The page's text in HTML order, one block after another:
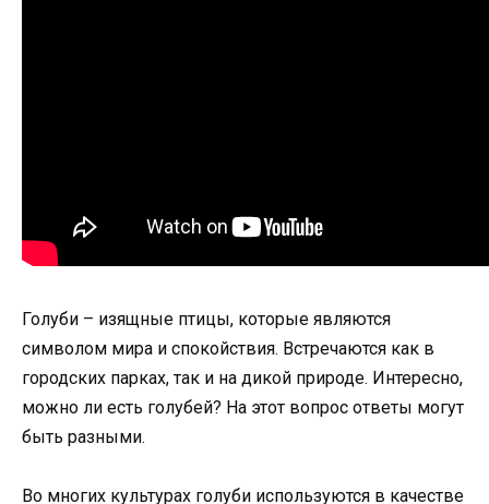
Голуби – изящные птицы, которые являются
символом мира и спокойствия. Встречаются как в
городских парках, так и на дикой природе. Интересно,
можно ли есть голубей? На этот вопрос ответы могут
быть разными.
Во многих культурах голуби используются в качестве